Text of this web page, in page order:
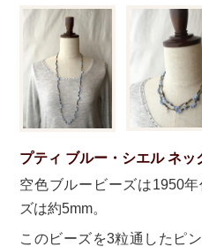
プティ ブルー・シエル ネッ
空色ブルービーズは1950
ズは約5mm。
このビーズを3粒通したピ